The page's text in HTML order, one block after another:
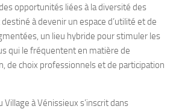
opportunités liées à la diversité des
à devenir un espace d’utilité et de
un lieu hybride pour stimuler les
qui le fréquentent en matière de
de choix professionnels et de participation
Village à Vénissieux s’inscrit dans